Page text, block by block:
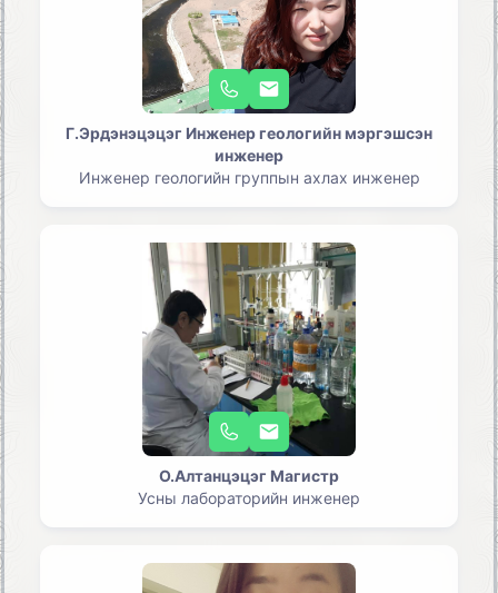
Г.Эрдэнэцэцэг Инженер геологийн мэргэшсэн
инженер
Инженер геологийн группын ахлах инженер
О.Алтанцэцэг Магистр
Усны лабораторийн инженер